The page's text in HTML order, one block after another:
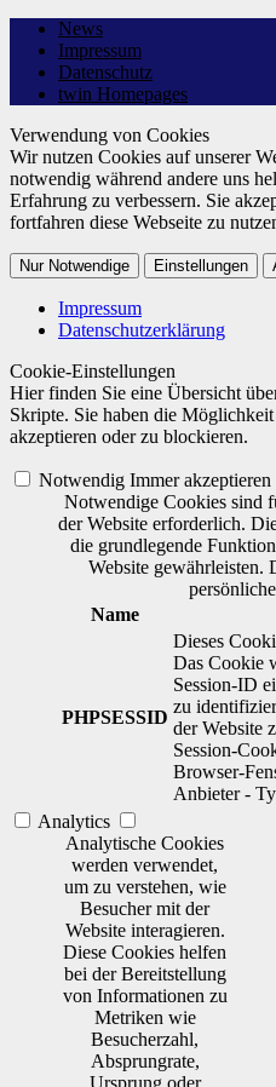
News
Impressum
Datenschutz
twin Homepages
Verwendung von Cookies
Wir nutzen Cookies auf unserer
notwendig während andere uns
Erfahrung zu verbessern. Sie
fortfahren diese Webseite zu
Nur Notwendige Einstellungen
Impressum
Datenschutzerklärung
Cookie-Einstellungen
Hier finden Sie eine Übersicht
Skripte. Sie haben die
akzeptieren oder zu blockieren.
Notwendig Immer akzeptieren
Notwendige Cookies sind
der Website erforderlich.
die grundlegende
Website gewährleisten.
Name
PHPSESSID
Dieses
Das Cookie
Session-ID
zu
der Website
Session-
Browser-
Anbieter -
Analytics
Analytische Cookies
werden verwendet,
um zu verstehen, wie
Besucher mit der
Website interagieren.
Diese Cookies helfen
bei der Bereitstellung
von Informationen zu
Metriken wie
Besucherzahl,
Absprungrate,
Ursprung oder